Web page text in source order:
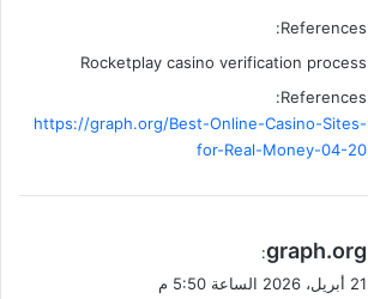
ل
References:
Rocketplay casino verification process
References:
https://graph.org/Best-Online-Casino-Sites-
for-Real-Money-04-20
ي
ق
graph.org
:
21 أبريل، 2026 الساعة 5:50 م